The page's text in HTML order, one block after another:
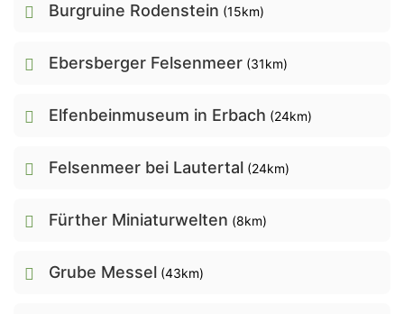
Burgruine Rodenstein (15km)
Ebersberger Felsenmeer (31km)
Elfenbeinmuseum in Erbach (24km)
Felsenmeer bei Lautertal (24km)
Fürther Miniaturwelten (8km)
Grube Messel (43km)